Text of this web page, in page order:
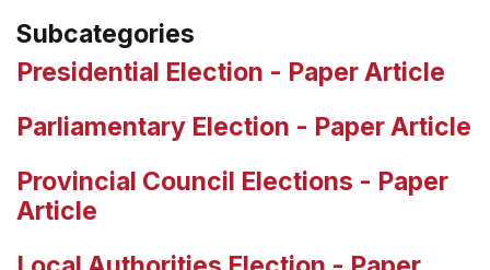
Subcategories
Presidential Election - Paper Article
Parliamentary Election - Paper Article
Provincial Council Elections - Paper
Article